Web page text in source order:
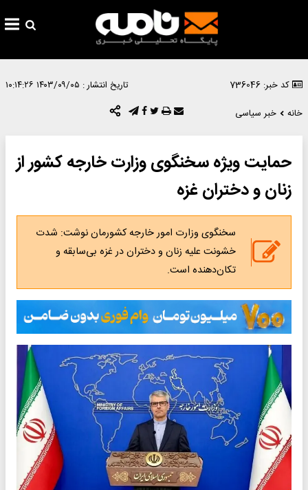
کد خبر: 736046 تاریخ انتشار : ۱۴۰۳/۰۹/۰۵ ۱۰:۱۴:۲۶
خانه
خبر سیاسی
حمایت ویژه سخنگوی وزارت خارجه کشور از
زنان و دختران غزه
سخنگوی وزارت امور خارجه کشورمان نوشت: شدت
خشونت علیه زنان و دختران در غزه بی‌سابقه و
تکان‌دهنده است.